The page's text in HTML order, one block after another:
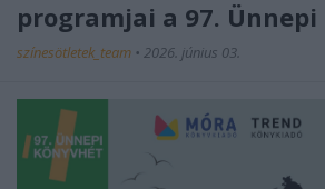
programjai a 97.
színesötletek_team • 2026. június 03.